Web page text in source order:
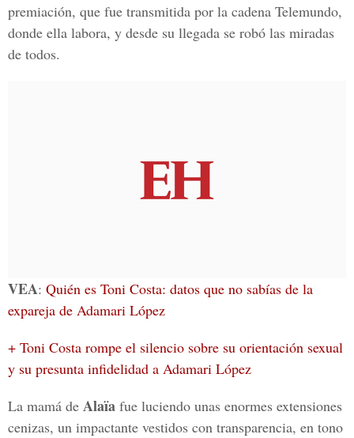
premiación, que fue transmitida por la cadena Telemundo,
donde ella labora, y desde su llegada se robó las miradas
de todos.
VEA: Quién es Toni Costa: datos que no sabías de la
expareja de Adamari López
+ Toni Costa rompe el silencio sobre su orientación sexual
y su presunta infidelidad a Adamari López
La mamá de Alaïa fue luciendo unas enormes extensiones
cenizas, un impactante vestidos con transparencia, en tono